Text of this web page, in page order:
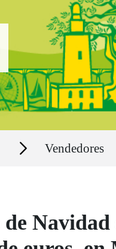
Secciones Vendedores